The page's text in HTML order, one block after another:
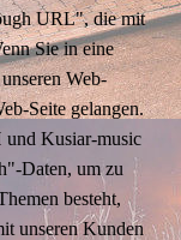
URL", die mit
Sie in eine
Web-
Seite gelangen.
Kusiar-music
Daten, um zu
besteht,
unseren Kunden